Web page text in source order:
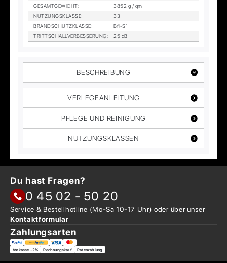
GE­SAMT­GE­WICHT:
3852 g / qm
NUT­ZUNGS­KLAS­SE:
33
BRAND­SCHUTZ­KLAS­SE:
Bfl-S1
TRITT­SCHALL­VER­BES­SE­RUNG: 25 dB
BESCHREIBUNG
VERLEGEANLEITUNG
PFLEGE UND REINIGUNG
NUTZUNGSKLASSEN
Du hast Fragen?
0 45 02 - 50 20
Service & Bestellhotline (Mo-Sa 10-17 Uhr) oder überunser
Kontaktformular
Zahlungsarten
Vorkasse -2% Rechnungskauf Ratenzahlung